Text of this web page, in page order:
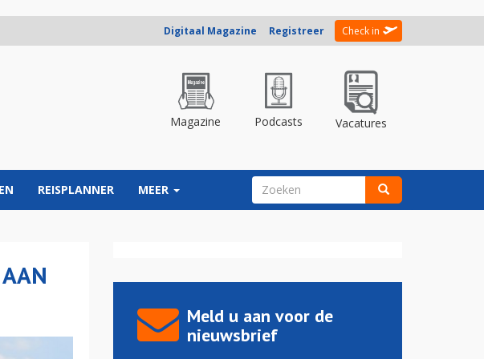
Digitaal Magazine Registreer Check in
Magazine Podcasts Vacatures
REISPLANNER MEER ZOEKVELD
Meld u aan voor de
nieuwsbrief